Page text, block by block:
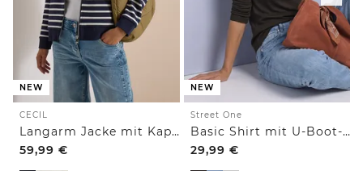
NEW
CECIL
Langarm Jacke mit Kapuze und Struktur
59,99 €
NEW
Street One
Basic Shirt mit U-Boot-Ausschnitt
29,99 €